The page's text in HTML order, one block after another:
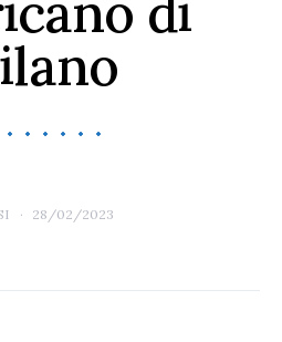
28/02/2023